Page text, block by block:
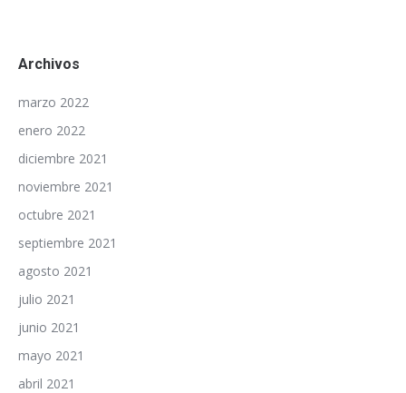
Archivos
marzo 2022
enero 2022
diciembre 2021
noviembre 2021
octubre 2021
septiembre 2021
agosto 2021
julio 2021
junio 2021
mayo 2021
abril 2021